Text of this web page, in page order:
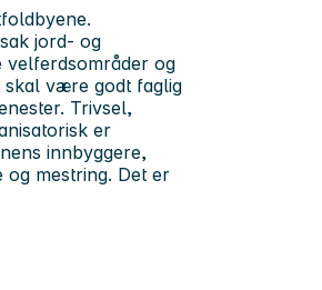
jord- og
velferdsområder og
skal være godt faglig
Trivsel,
er
innbyggere,
mestring. Det er